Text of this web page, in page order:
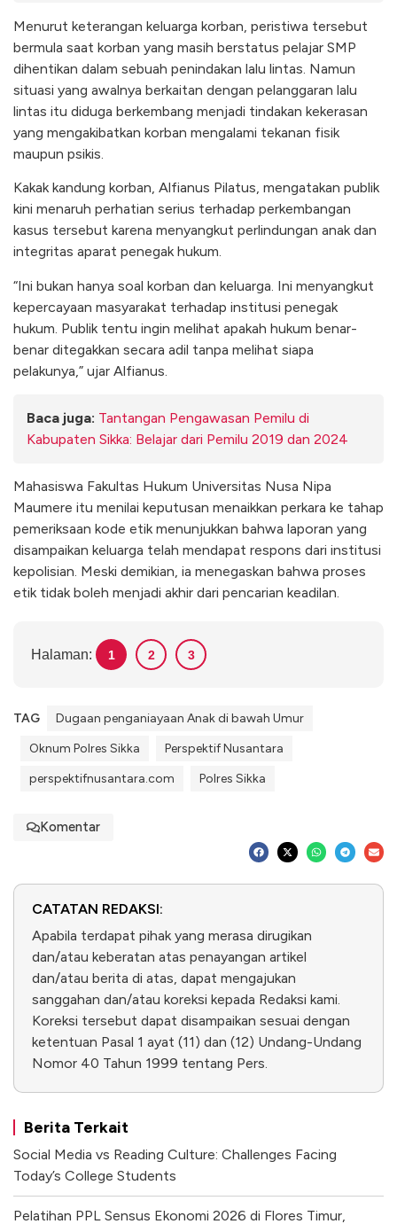
Menurut keterangan keluarga korban, peristiwa tersebut
bermula saat korban yang masih berstatus pelajar SMP
dihentikan dalam sebuah penindakan lalu lintas. Namun
situasi yang awalnya berkaitan dengan pelanggaran lalu
lintas itu diduga berkembang menjadi tindakan kekerasan
yang mengakibatkan korban mengalami tekanan fisik
maupun psikis.
Kakak kandung korban, Alfianus Pilatus, mengatakan publik
kini menaruh perhatian serius terhadap perkembangan
kasus tersebut karena menyangkut perlindungan anak dan
integritas aparat penegak hukum.
“Ini bukan hanya soal korban dan keluarga. Ini menyangkut
kepercayaan masyarakat terhadap institusi penegak
hukum. Publik tentu ingin melihat apakah hukum benar-
benar ditegakkan secara adil tanpa melihat siapa
pelakunya,” ujar Alfianus.
Baca juga: Tantangan Pengawasan Pemilu di
Kabupaten Sikka: Belajar dari Pemilu 2019 dan 2024
Mahasiswa Fakultas Hukum Universitas Nusa Nipa
Maumere itu menilai keputusan menaikkan perkara ke tahap
pemeriksaan kode etik menunjukkan bahwa laporan yang
disampaikan keluarga telah mendapat respons dari institusi
kepolisian. Meski demikian, ia menegaskan bahwa proses
etik tidak boleh menjadi akhir dari pencarian keadilan.
Halaman: 1 2 3
TAG
Dugaan penganiayaan Anak di bawah Umur
Oknum Polres Sikka
Perspektif Nusantara
perspektifnusantara.com
Polres Sikka
Komentar
CATATAN REDAKSI:
Apabila terdapat pihak yang merasa dirugikan
dan/atau keberatan atas penayangan artikel
dan/atau berita di atas, dapat mengajukan
sanggahan dan/atau koreksi kepada Redaksi kami.
Koreksi tersebut dapat disampaikan sesuai dengan
ketentuan Pasal 1 ayat (11) dan (12) Undang-Undang
Nomor 40 Tahun 1999 tentang Pers.
Berita Terkait
Social Media vs Reading Culture: Challenges Facing
Today’s College Students
Pelatihan PPL Sensus Ekonomi 2026 di Flores Timur,